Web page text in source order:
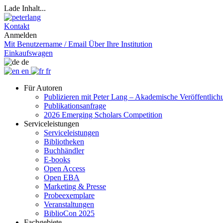
Lade Inhalt...
Kontakt
Anmelden
Mit Benutzername / Email Über Ihre Institution
Einkaufswagen
de
en
fr
Für Autoren
Publizieren mit Peter Lang – Akademische
Publikationsanfrage
2026 Emerging Scholars Competition
Serviceleistungen
Serviceleistungen
Bibliotheken
Buchhändler
E-books
Open Access
Open EBA
Marketing & Presse
Probeexemplare
Veranstaltungen
BiblioCon 2025